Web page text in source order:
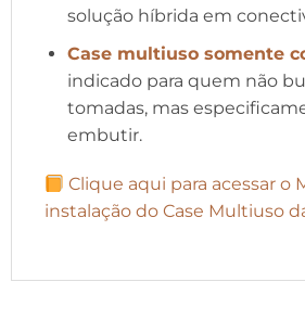
solução híbrida em
Case multiuso somente
indicado para quem não
tomadas, mas
embutir.
Clique aqui para acessar o
instalação do Case Multiuso